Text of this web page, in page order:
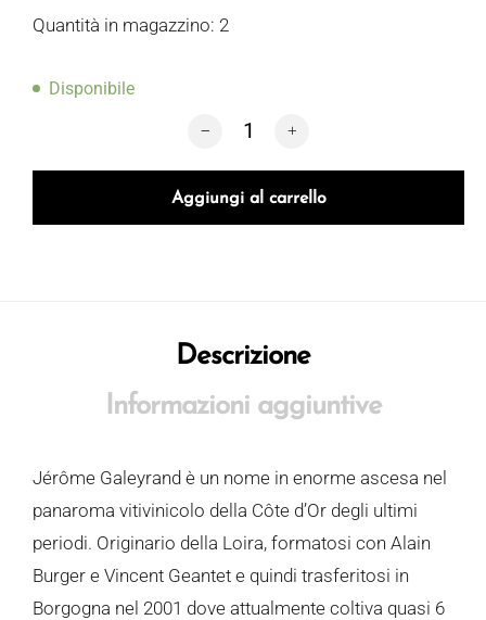
Quantità in magazzino: 2
Disponibile
JEROME GALEYRAND MARSANNAY
Aggiungi al carrello
Descrizione
Informazioni aggiuntive
Jérôme Galeyrand è un nome in enorme ascesa nel
panaroma vitivinicolo della Côte d’Or degli ultimi
periodi. Originario della Loira, formatosi con Alain
Burger e Vincent Geantet e quindi trasferitosi in
Borgogna nel 2001 dove attualmente coltiva quasi 6